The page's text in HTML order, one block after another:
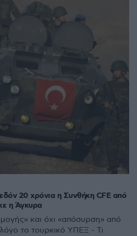
20 χρόνια η Συνθήκη CFE από
η Άγκυρα
και όχι «απόσυρση» από
το τουρκικό ΥΠΕΞ - Τι